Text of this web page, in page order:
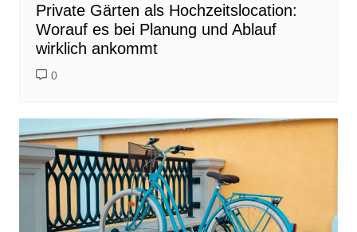
Private Gärten als Hochzeitslocation:
Worauf es bei Planung und Ablauf
wirklich ankommt
0